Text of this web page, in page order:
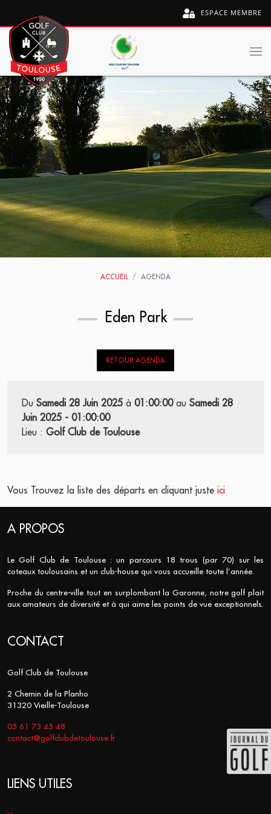
ESPACE MEMBRE
ACCUEIL AGENDA
Eden Park
RETOUR AGENDA
Du Samedi 28 Juin 2025 à 01:00:00au Samedi 28
Juin 2025 - 01:00:00
Lieu : Golf Club de Toulouse
Vous Trouvez la liste des départs en cliquant juste ici
A PROPOS
Le Golf Club de Toulouse : un parcours 18 trous (par 70) sur les
coteaux toulousains et un club-house qui vous accueille toute l’année.
Proche du centre-ville tout en surplombant la Garonne, notre golf plait
aux amateurs de diversité et à qui aime les points de vue exceptionnels.
CONTACT
Golf Club de Toulouse
2 Chemin de la Planho
31320 Vieille-Toulouse
05 61 73 45 48
contact@golfclubdetoulouse.fr
LIENS UTILES